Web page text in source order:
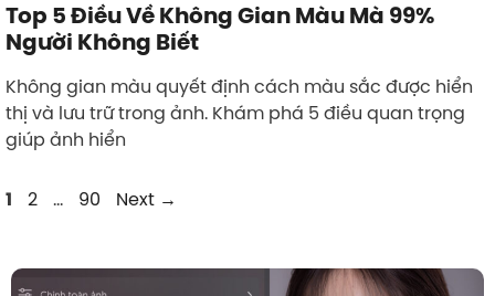
Top 5 Điều Về Không Gian Màu Mà 99%
Người Không Biết
Không gian màu quyết định cách màu sắc được hiển
thị và lưu trữ trong ảnh. Khám phá 5 điều quan trọng
giúp ảnh hiển
Page
1 Page
2 … Page
90 Next →